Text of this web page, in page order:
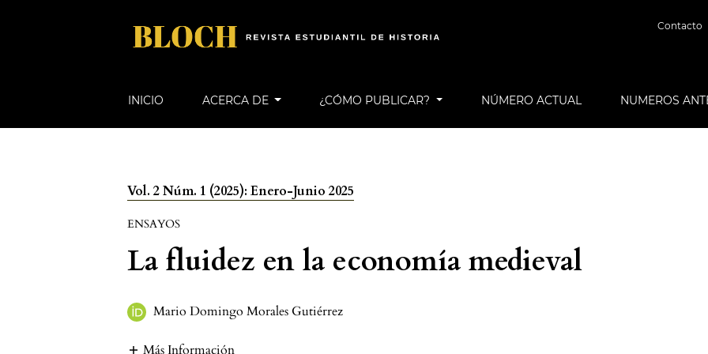
Contacto
INICIO ACERCA DE ¿CÓMO PUBLICAR? NÚMERO ACTUAL NUMEROS
Vol. 2 Núm. 1 (2025): Enero-Junio 2025
ENSAYOS
La fluidez en la economía medieval
Mario Domingo Morales Gutiérrez
Más Información